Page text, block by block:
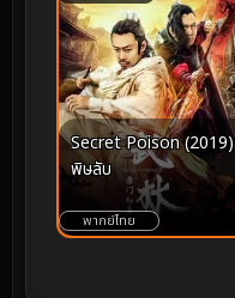
Secret Poison (2019)
พิษลับ
พากย์ไทย